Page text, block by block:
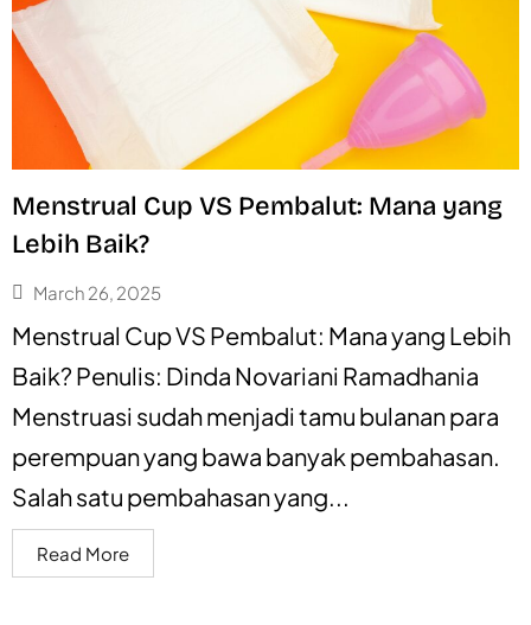
Menstrual Cup VS Pembalut: Mana yang
Lebih Baik?
March 26, 2025
Menstrual Cup VS Pembalut: Mana yang Lebih
Baik? Penulis: Dinda Novariani Ramadhania
Menstruasi sudah menjadi tamu bulanan para
perempuan yang bawa banyak pembahasan.
Salah satu pembahasan yang...
Read More